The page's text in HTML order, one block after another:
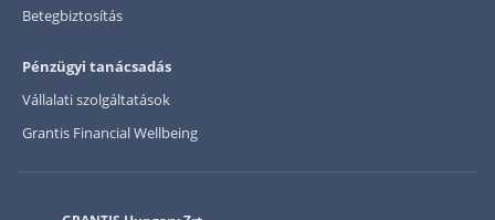
Betegbiztosítás
Pénzügyi tanácsadás
Vállalati szolgáltatások
Grantis Financial Wellbeing